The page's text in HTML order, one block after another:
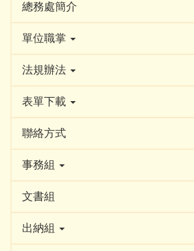
總務處簡介
單位職掌
法規辦法
表單下載
聯絡方式
事務組
文書組
出納組